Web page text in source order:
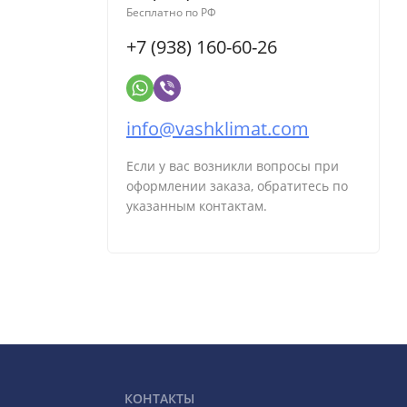
Бесплатно по РФ
+7 (938) 160-60-26
info@vashklimat.com
Если у вас возникли вопросы при
оформлении заказа, обратитесь по
указанным контактам.
КОНТАКТЫ